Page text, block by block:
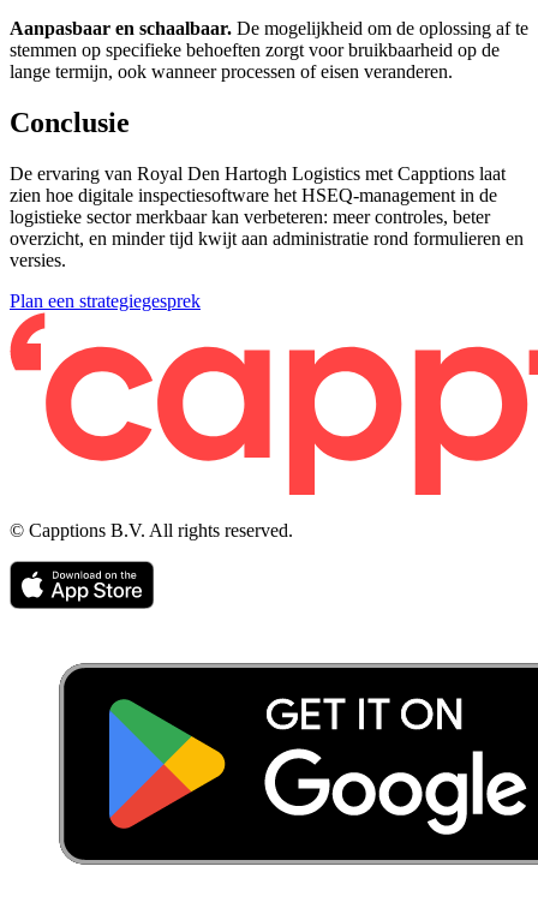
Aanpasbaar en schaalbaar. De mogelijkheid om de oplossing af te
stemmen op specifieke behoeften zorgt voor bruikbaarheid op de
lange termijn, ook wanneer processen of eisen veranderen.
Conclusie
De ervaring van Royal Den Hartogh Logistics met Capptions laat
zien hoe digitale inspectiesoftware het HSEQ-management in de
logistieke sector merkbaar kan verbeteren: meer controles, beter
overzicht, en minder tijd kwijt aan administratie rond formulieren en
versies.
Plan een strategiegesprek
© Capptions B.V. All rights reserved.